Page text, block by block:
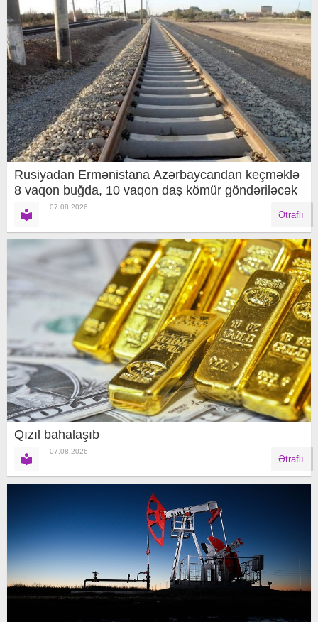
Rusiyadan Ermənistana Azərbaycandan keçməklə
8 vaqon buğda, 10 vaqon daş kömür göndəriləcək
07.08.2026
Ətraflı
Qızıl bahalaşıb
07.08.2026
Ətraflı